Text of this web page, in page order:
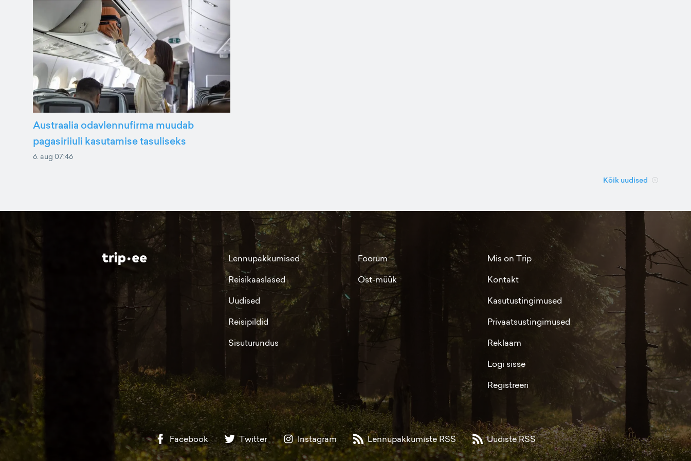
Austraalia odavlennufirma muudab
pagasiriiuli kasutamise tasuliseks
6. aug 07:46
Kõik uudised
Lennupakkumised
Reisikaaslased
Uudised
Reisipildid
Sisuturundus
Foorum
Ost-müük
Mis on Trip
Kontakt
Kasutustingimused
Privaatsustingimused
Reklaam
Logi sisse
Registreeri
Facebook Twitter Instagram Lennupakkumiste RSS Uudiste RSS